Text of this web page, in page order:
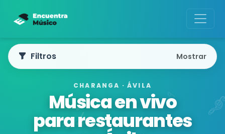
CHARANGA · ÁVILA
Música en vivo
para restaurantes
Filtros Mostrar